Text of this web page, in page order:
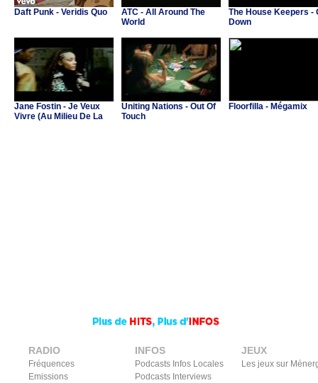
Daft Punk - Veridis Quo
ATC - All Around The
World
The House Keepers -
Down
Jane Fostin - Je Veux
Vivre (Au Milieu De La
Uniting Nations - Out Of
Touch
Floorfilla - Mégamix
RADIO
Fréquences
Emissions
INFOS
Podcasts Infos Locales
Podcasts Interviews
JEUX
Les jeux sur